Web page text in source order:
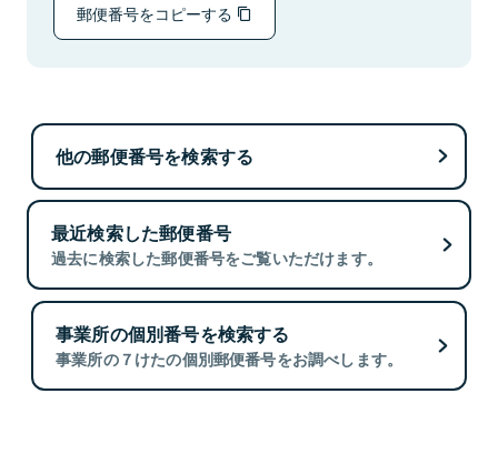
郵便番号をコピーする
他の郵便番号を検索する
最近検索した郵便番号
過去に検索した郵便番号をご覧いただけます。
事業所の個別番号を検索する
事業所の７けたの個別郵便番号をお調べします。